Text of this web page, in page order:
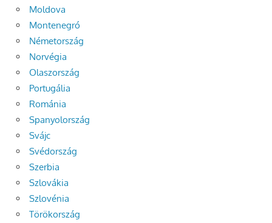
Moldova
Montenegró
Németország
Norvégia
Olaszország
Portugália
Románia
Spanyolország
Svájc
Svédország
Szerbia
Szlovákia
Szlovénia
Törökország